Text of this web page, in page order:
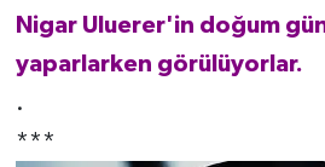
Nigar Uluerer'in doğum
yaparlarken görülüyorlar.
.
***